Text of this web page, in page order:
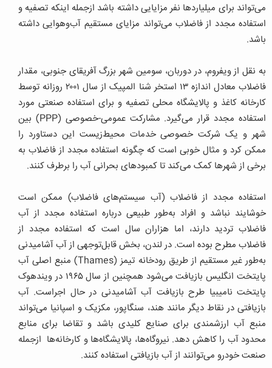
می‌تواند برای میلیاردها نفر مزایایی داشته باشد ازجمله اینکه تصفیه و
استفاده مجدد از فاضلاب می‌تواند مزایای مستقیم آب‌وهوایی داشته
باشد.
به نقل از ویفروم، در دوربان، سومین شهر بزرگ آفریقای جنوبی، مقدار
فاضلاب معادل اندازه ۱۳ استخر شنا المپیک از سال ۲۰۰۱ روزانه توسط
کارخانه کاغذ و پالایشگاه محلی تصفیه و برای استفاده صنعتی مورد
استفاده مجدد قرار می‌گیرد. مشارکت عمومی-خصوصی (PPP) بین
شهر و یک شرکت خصوصی خدمات محیط‌زیست این دستاورد را
ممکن کرد و مثال خوبی است که چگونه استفاده مجدد از فاضلاب به
برخی از شهرها کمک می‌کند تا کمبودهای بحرانی آب را برطرف کنند.
استفاده مجدد از فاضلاب (آب سیستم‌های فاضلاب) ممکن است
خوشایند نباشد و افراد به‌طور طبیعی درباره استفاده مجدد از آب
فاضلاب تردید دارند، اما هزاران سال است که استفاده مجدد از
فاضلاب مطرح بوده است. در لندن، بخش قابل‌توجهی از آب آشامیدنی
به‌طور غیر مستقیم از طریق رودخانه تیمز (Thames) منبع اصلی آب
پایتخت انگلیس بازیافت می‌شود همچنین از سال ۱۹۶۵ در ویندهوک
پایتخت نامیبیا طرح بازیافت آب آشامیدنی در حال اجراست. آب
بازیافتی در نقاط دیگر مانند هند، سنگاپور، مکزیک و اسپانیا می‌تواند
منبع آب ارزشمندی برای صنایع کلیدی باشد و تقاضا برای منابع
محدود آب را کاهش دهد. نیروگاه‌ها، پالایشگاه‌ها و کارخانه‌ها ازجمله
صنعت خودرو می‌توانند از آب بازیافتی استفاده کنند.